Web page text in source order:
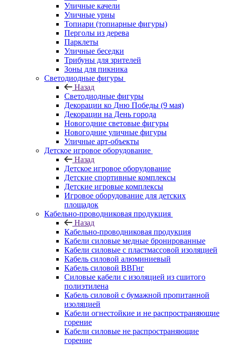
Уличные качели
Уличные урны
Топиари (топиарные фигуры)
Перголы из дерева
Парклеты
Уличные беседки
Трибуны для зрителей
Зоны для пикника
Светодиодные фигуры
Назад
Светодиодные фигуры
Декорации ко Дню Победы (9 мая)
Декорации на День города
Новогодние световые фигуры
Новогодние уличные фигуры
Уличные арт-объекты
Детское игровое оборудование
Назад
Детское игровое оборудование
Детские спортивные комплексы
Детские игровые комплексы
Игровое оборудование для детских
площадок
Кабельно-проводниковая продукция
Назад
Кабельно-проводниковая продукция
Кабели силовые медные бронированные
Кабели силовые с пластмассовой изоляцией
Кабель силовой алюминиевый
Кабель силовой ВВГнг
Силовые кабели с изоляцией из сшитого
полиэтилена
Кабель силовой с бумажной пропитанной
изоляцией
Кабели огнестойкие и не распространяющие
горение
Кабели силовые не распространяющие
горение